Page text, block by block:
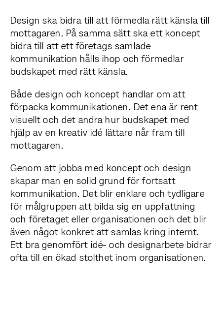
Design ska bidra till att förmedla rätt känsla till
mottagaren. På samma sätt ska ett koncept
bidra till att ett företags samlade
kommunikation hålls ihop och förmedlar
budskapet med rätt känsla.
Både design och koncept handlar om att
förpacka kommunikationen. Det ena är rent
visuellt och det andra hur budskapet med
hjälp av en kreativ idé lättare når fram till
mottagaren.
Genom att jobba med koncept och design
skapar man en solid grund för fortsatt
kommunikation. Det blir enklare och tydligare
för målgruppen att bilda sig en uppfattning
och företaget eller organisationen och det blir
även något konkret att samlas kring internt.
Ett bra genomfört idé- och designarbete bidrar
ofta till en ökad stolthet inom organisationen.